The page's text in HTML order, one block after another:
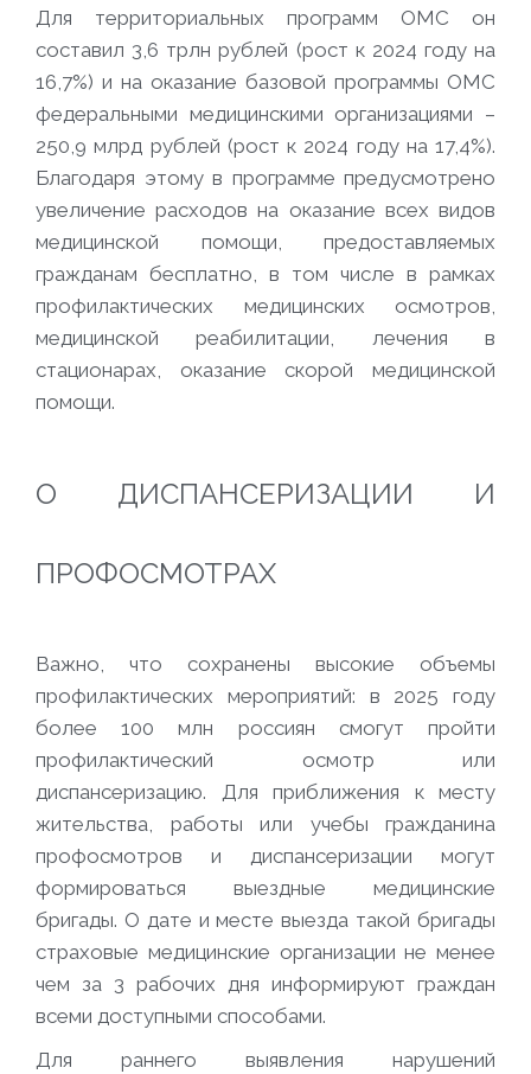
Для территориальных программ ОМС он
составил 3,6 трлн рублей (рост к 2024 году на
16,7%) и на оказание базовой программы ОМС
федеральными медицинскими организациями –
250,9 млрд рублей (рост к 2024 году на 17,4%).
Благодаря этому в программе предусмотрено
увеличение расходов на оказание всех видов
медицинской помощи, предоставляемых
гражданам бесплатно, в том числе в рамках
профилактических медицинских осмотров,
медицинской реабилитации, лечения в
стационарах, оказание скорой медицинской
помощи.
О ДИСПАНСЕРИЗАЦИИ И
ПРОФОСМОТРАХ
Важно, что сохранены высокие объемы
профилактических мероприятий: в 2025 году
более 100 млн россиян смогут пройти
профилактический осмотр или
диспансеризацию. Для приближения к месту
жительства, работы или учебы гражданина
профосмотров и диспансеризации могут
формироваться выездные медицинские
бригады. О дате и месте выезда такой бригады
страховые медицинские организации не менее
чем за 3 рабочих дня информируют граждан
всеми доступными способами.
Для раннего выявления нарушений